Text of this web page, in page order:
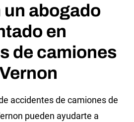
un abogado
en
de camiones
accidentes de camiones de
pueden ayudarte a